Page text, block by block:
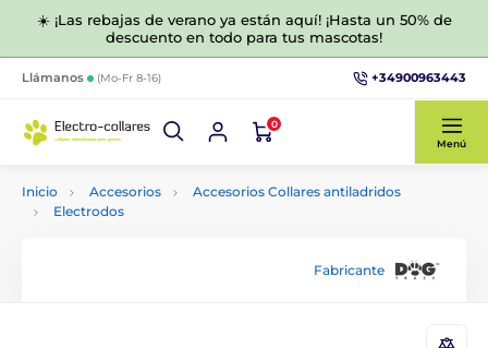
☀️ ¡Las rebajas de verano ya están aquí! ¡Hasta un 50% de
descuento en todo para tus mascotas!
Llámanos (Mo-Fr 8-16) +34900963443
0
Menú
Inicio Accesorios
Accesorios Collares antiladridos
Electrodos
Fabricante